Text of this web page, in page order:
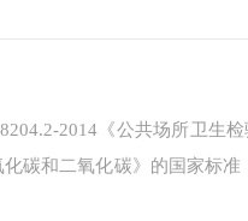
2014《公共场所卫生
碳和二氧化碳》的国家标准